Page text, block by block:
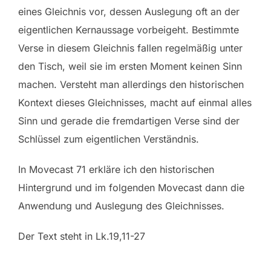
eines Gleichnis vor, dessen Auslegung oft an der
eigentlichen Kernaussage vorbeigeht. Bestimmte
Verse in diesem Gleichnis fallen regelmäßig unter
den Tisch, weil sie im ersten Moment keinen Sinn
machen. Versteht man allerdings den historischen
Kontext dieses Gleichnisses, macht auf einmal alles
Sinn und gerade die fremdartigen Verse sind der
Schlüssel zum eigentlichen Verständnis.
In Movecast 71 erkläre ich den historischen
Hintergrund und im folgenden Movecast dann die
Anwendung und Auslegung des Gleichnisses.
Der Text steht in Lk.19,11-27